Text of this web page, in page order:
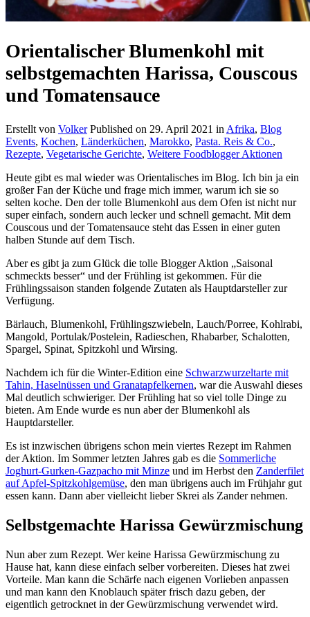
Orientalischer Blumenkohl mit
selbstgemachten Harissa, Couscous
und Tomatensauce
Erstellt von Volker Published on 29. April 2021 in Afrika, Blog
Events, Kochen, Länderküchen, Marokko, Pasta. Reis & Co.,
Rezepte, Vegetarische Gerichte, Weitere Foodblogger Aktionen
Heute gibt es mal wieder was Orientalisches im Blog. Ich bin ja ein
großer Fan der Küche und frage mich immer, warum ich sie so
selten koche. Den der tolle Blumenkohl aus dem Ofen ist nicht nur
super einfach, sondern auch lecker und schnell gemacht. Mit dem
Couscous und der Tomatensauce steht das Essen in einer guten
halben Stunde auf dem Tisch.
Aber es gibt ja zum Glück die tolle Blogger Aktion „Saisonal
schmeckts besser“ und der Frühling ist gekommen. Für die
Frühlingssaison standen folgende Zutaten als Hauptdarsteller zur
Verfügung.
Bärlauch, Blumenkohl, Frühlingszwiebeln, Lauch/Porree, Kohlrabi,
Mangold, Portulak/Postelein, Radieschen, Rhabarber, Schalotten,
Spargel, Spinat, Spitzkohl und Wirsing.
Nachdem ich für die Winter-Edition eine Schwarzwurzeltarte mit
Tahin, Haselnüssen und Granatapfelkernen, war die Auswahl dieses
Mal deutlich schwieriger. Der Frühling hat so viel tolle Dinge zu
bieten. Am Ende wurde es nun aber der Blumenkohl als
Hauptdarsteller.
Es ist inzwischen übrigens schon mein viertes Rezept im Rahmen
der Aktion. Im Sommer letzten Jahres gab es die Sommerliche
Joghurt-Gurken-Gazpacho mit Minze und im Herbst den Zanderfilet
auf Apfel-Spitzkohlgemüse, den man übrigens auch im Frühjahr gut
essen kann. Dann aber vielleicht lieber Skrei als Zander nehmen.
Selbstgemachte Harissa Gewürzmischung
Nun aber zum Rezept. Wer keine Harissa Gewürzmischung zu
Hause hat, kann diese einfach selber vorbereiten. Dieses hat zwei
Vorteile. Man kann die Schärfe nach eigenen Vorlieben anpassen
und man kann den Knoblauch später frisch dazu geben, der
eigentlich getrocknet in der Gewürzmischung verwendet wird.